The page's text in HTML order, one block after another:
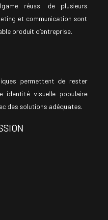
réussi de plusieurs
et communication sont
produit d’entreprise.
permettent de rester
identité visuelle populaire
des solutions adéquates.